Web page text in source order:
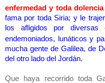
enfermedad y toda
fama por toda Siria; y le
los afligidos por diversas
endemoniados, lunáticos y
mucha gente de Galilea, de
del otro lado del Jordán.
Que haya recorrido toda